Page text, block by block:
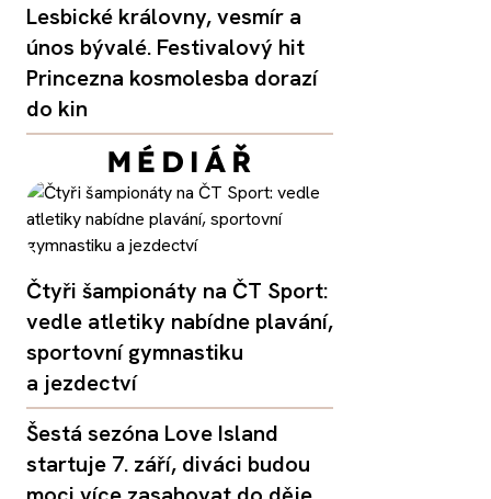
Lesbické královny, vesmír a
únos bývalé. Festivalový hit
Princezna kosmolesba dorazí
do kin
Čtyři šampionáty na ČT Sport:
vedle atletiky nabídne plavání,
sportovní gymnastiku
a jezdectví
Šestá sezóna Love Island
startuje 7. září, diváci budou